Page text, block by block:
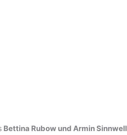
Bettina Rubow und Armin Sinnwell